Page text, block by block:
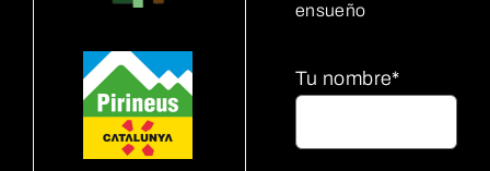
ensueño
Tu nombre*